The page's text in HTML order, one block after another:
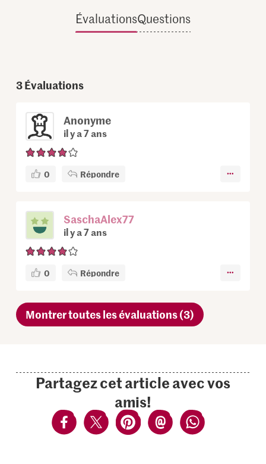
ÉvaluationsQuestions
3Évaluations
Anonyme
il y a 7 ans
0 Répondre
SaschaAlex77
il y a 7 ans
0 Répondre
Montrer toutes les évaluations (3)
Partagez cet article avec vos
amis!